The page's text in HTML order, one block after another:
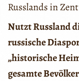
Russlands in
Nutzt Russland
russische
„historische
gesamte